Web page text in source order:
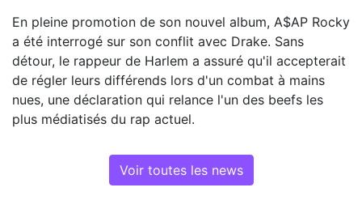
En pleine promotion de son nouvel album, A$AP Rocky
a été interrogé sur son conflit avec Drake. Sans
détour, le rappeur de Harlem a assuré qu'il accepterait
de régler leurs différends lors d'un combat à mains
nues, une déclaration qui relance l'un des beefs les
plus médiatisés du rap actuel.
Voir toutes les news